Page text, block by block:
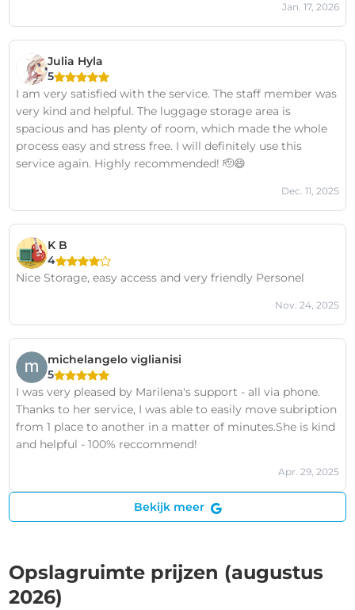
Jan. 17, 2026
Julia Hyla
5
I am very satisfied with the service. The staff member was
very kind and helpful. The luggage storage area is
spacious and has plenty of room, which made the whole
process easy and stress free. I will definitely use this
service again. Highly recommended! 🫡😄
Dec. 11, 2025
K B
4
Nice Storage, easy access and very friendly Personel
Nov. 24, 2025
michelangelo viglianisi
5
I was very pleased by Marilena's support - all via phone.
Thanks to her service, I was able to easily move subription
from 1 place to another in a matter of minutes.She is kind
and helpful - 100% reccommend!
Apr. 29, 2025
Bekijk meer
Opslagruimte prijzen (augustus
2026)